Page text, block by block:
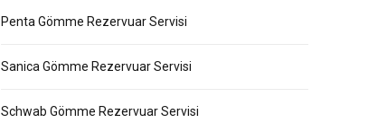
Penta Gömme Rezervuar Servisi
Sanica Gömme Rezervuar Servisi
Schwab Gömme Rezervuar Servisi